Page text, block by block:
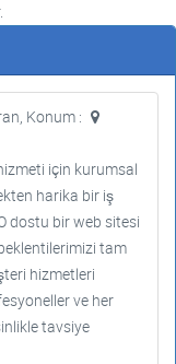
Konum :
için kurumsal
harika bir iş
dostu bir web sitesi
tam
hizmetleri
ve her
tavsiye